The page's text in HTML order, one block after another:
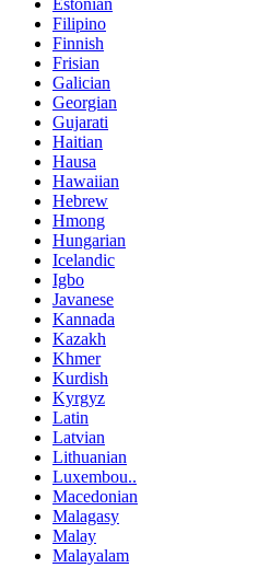
Estonian
Filipino
Finnish
Frisian
Galician
Georgian
Gujarati
Haitian
Hausa
Hawaiian
Hebrew
Hmong
Hungarian
Icelandic
Igbo
Javanese
Kannada
Kazakh
Khmer
Kurdish
Kyrgyz
Latin
Latvian
Lithuanian
Luxembou..
Macedonian
Malagasy
Malay
Malayalam